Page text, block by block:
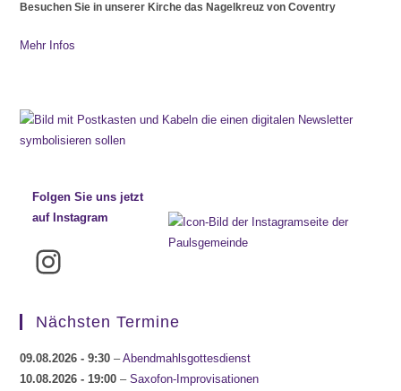
Besuchen Sie in unserer Kirche das Nagelkreuz von Coventry
Mehr Infos
Folgen Sie uns jetzt
auf Instagram
Instagram
Nächsten Termine
09.08.2026 - 9:30 –Abendmahlsgottesdienst
10.08.2026 - 19:00 –Saxofon-Improvisationen